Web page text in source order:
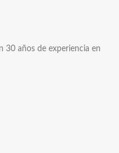
30 años de experiencia en